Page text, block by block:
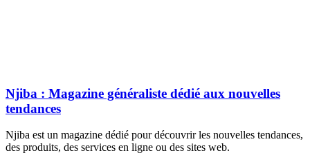
Njiba : Magazine généraliste dédié aux nouvelles
tendances
Njiba est un magazine dédié pour découvrir les nouvelles tendances,
des produits, des services en ligne ou des sites web.